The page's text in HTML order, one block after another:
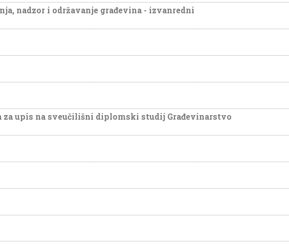
nadzor i održavanje građevina - izvanredni
za upis na sveučilišni diplomski studij Građevinarstvo